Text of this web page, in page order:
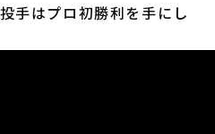
手はプロ初勝利を手にし